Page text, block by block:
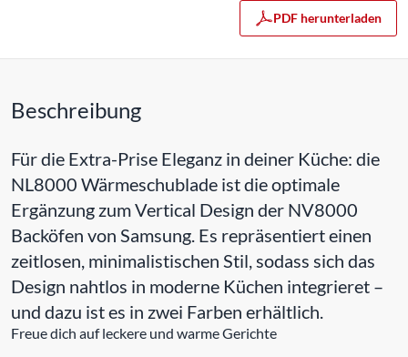
PDF herunterladen
Beschreibung
Für die Extra-Prise Eleganz in deiner Küche: die
NL8000 Wärmeschublade ist die optimale
Ergänzung zum Vertical Design der NV8000
Backöfen von Samsung. Es repräsentiert einen
zeitlosen, minimalistischen Stil, sodass sich das
Design nahtlos in moderne Küchen integrieret –
und dazu ist es in zwei Farben erhältlich.
Freue dich auf leckere und warme Gerichte